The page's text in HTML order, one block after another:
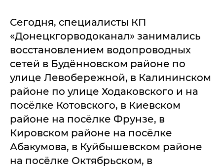
Сегодня, специалисты КП
«Донецкгорводоканал» занимались
восстановлением водопроводных
сетей в Будённовском районе по
улице Левобережной, в Калининском
районе по улице Ходаковского и на
посёлке Котовского, в Киевском
районе на посёлке Фрунзе, в
Кировском районе на посёлке
Абакумова, в Куйбышевском районе
на посёлке Октябрьском, в